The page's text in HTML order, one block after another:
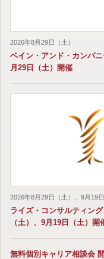
2026年8月29日（土）
ベイン・アンド・カンパ
月29日（土）開催
2026年8月29日（土）、9月19
ライズ・コンサルティン
（土）、9月19日（土）開
無料個別キャリア相談会